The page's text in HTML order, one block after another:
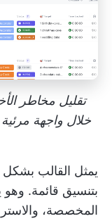
تقليل مخاطر
خلال واجهة
يمثل القالب
بتنسيق قائمة.
المخصصة،